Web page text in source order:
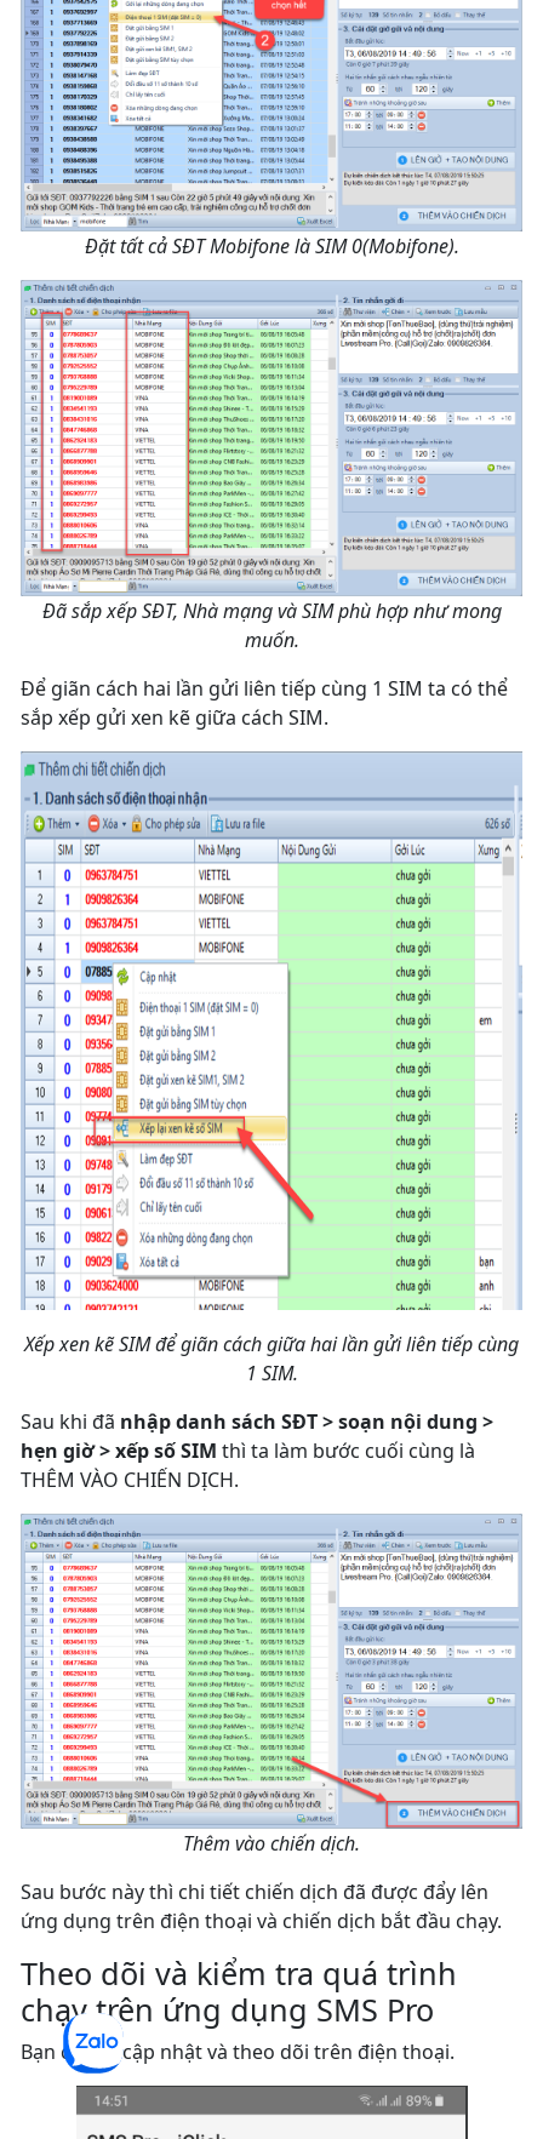
Đặt tất cả SĐT Mobifone là SIM 0(Mobifone).
Đã sắp xếp SĐT, Nhà mạng và SIM phù hợp như mong
muốn.
Để giãn cách hai lần gửi liên tiếp cùng 1 SIM ta có thể
sắp xếp gửi xen kẽ giữa cách SIM.
Xếp xen kẽ SIM để giãn cách giữa hai lần gửi liên tiếp cùng
1 SIM.
Sau khi đã nhập danh sách SĐT > soạn nội dung >
hẹn giờ > xếp số SIM thì ta làm bước cuối cùng là
THÊM VÀO CHIẾN DỊCH.
Thêm vào chiến dịch.
Sau bước này thì chi tiết chiến dịch đã được đẩy lên
ứng dụng trên điện thoại và chiến dịch bắt đầu chạy.
Theo dõi và kiểm tra quá trình
chạy trên ứng dụng SMS Pro
Bạn có thể cập nhật và theo dõi trên điện thoại.